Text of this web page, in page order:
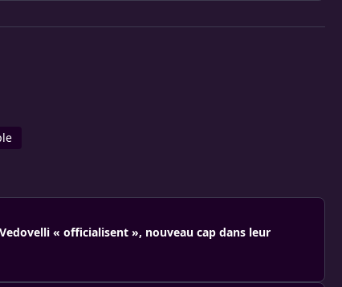
« officialisent », nouveau cap dans leur